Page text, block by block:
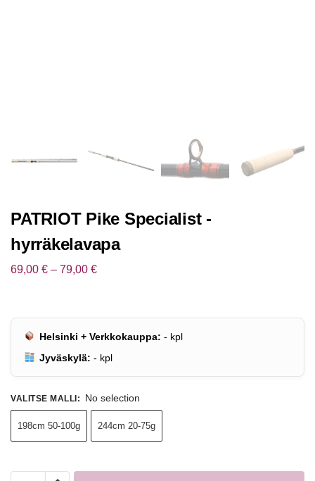
PATRIOT Pike Specialist -
hyrräkelavapa
69,00 € – 79,00 €
Helsinki + Verkkokauppa: - kpl
Jyväskylä: - kpl
VALITSE MALLI: No selection
198cm 50-100g 244cm 20-75g